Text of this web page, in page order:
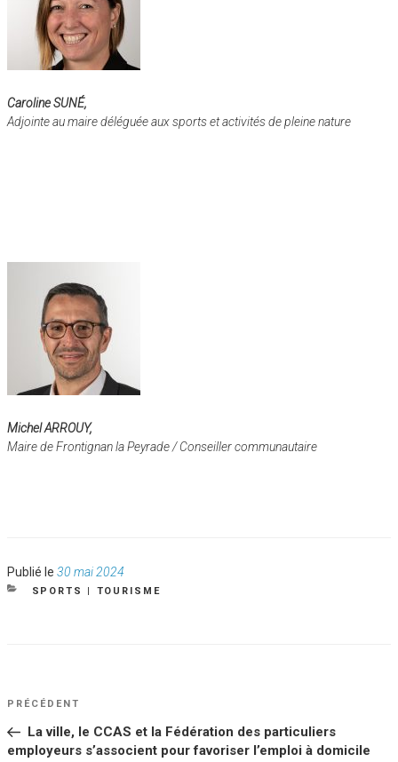
Caroline SUNÉ,
Adjointe au maire déléguée aux sports etactivités de pleine nature
Michel ARROUY,
Maire de Frontignan la Peyrade / Conseiller communautaire
Publié le Publié
le
30 mai 2024
CATÉGORIES
SPORTS TOURISME
NAVIGATION
DE
L’ARTICLE
Article
PRÉCÉDENT
La ville, le CCAS et la Fédération des particuliers
employeurs s’associent pour favoriser l’emploi à domicile